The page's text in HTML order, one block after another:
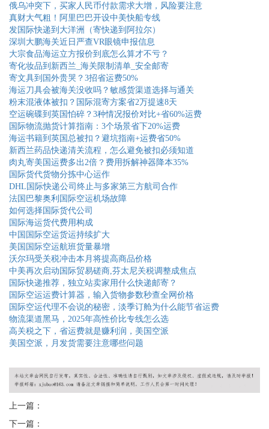
俄乌冲突下，买家人民币付款需求大增，风险要注意
真财大气粗！阿里巴巴开设中美快船专线
发国际快递到大洋洲（寄快递到阿拉尔）
深圳大鹏海关近日严查VR眼镜申报信息
大宗食品海运立方报价到底怎么算才不亏？
寄化妆品到新西兰_海关限制清单_安全邮寄
寄文具到国外贵哭？3招省运费50%
海运刀具会被海关没收吗？敏感货渠道选择与通关
粉末混液体被扣？国际混寄方案省2万提速8天
空运碗碟到英国怕碎？3种情况报价对比+省60%运费
国际物流抛货计算指南：3个场景省下20%运费
海运书籍到英国总被扣？避坑指南+运费省50%
新西兰药品快递清关流程，怎么避免被扣必须知道
肉丸寄美国运费多出2倍？费用拆解神器降本35%
国际货代货物分拣中心运作
DHL国际快递公司终止与多家第三方航司合作
法国巴黎奥利国际空运机场故障
如何选择国际货代公司
国际海运货代费用构成
中国国际空运货运持续扩大
美国国际空运航班货量暴增
沃尔玛受关税冲击本月将提高商品价格
中美再次启动国际贸易磋商,芬太尼关税调整成焦点
国际快递推荐，独立站卖家用什么快递邮寄？
国际空运运费计算器，输入货物参数秒查全网价格
国际空运代理不会说的秘密，淡季订舱为什么能节省运费
物流渠道黑马，2025年高性价比专线怎么选
高关税之下，省运费就是赚利润，美国空派
美国空派，月发货需要注意哪些问题
上一篇：
下一篇：